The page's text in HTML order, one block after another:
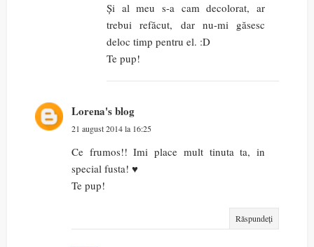
Și al meu s-a cam decolorat, ar
trebui refăcut, dar nu-mi găsesc
deloc timp pentru el. :D
Te pup!
Lorena's blog
21 august 2014 la 16:25
Ce frumos!! Imi place mult tinuta ta, in
special fusta! ♥
Te pup!
Răspundeți